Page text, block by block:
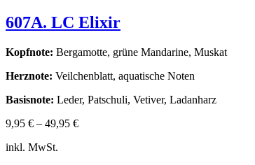
607A. LC Elixir
Kopfnote: Bergamotte, grüne Mandarine, Muskat
Herznote: Veilchenblatt, aquatische Noten
Basisnote: Leder, Patschuli, Vetiver, Ladanharz
9,95 € – 49,95 €
inkl. MwSt.